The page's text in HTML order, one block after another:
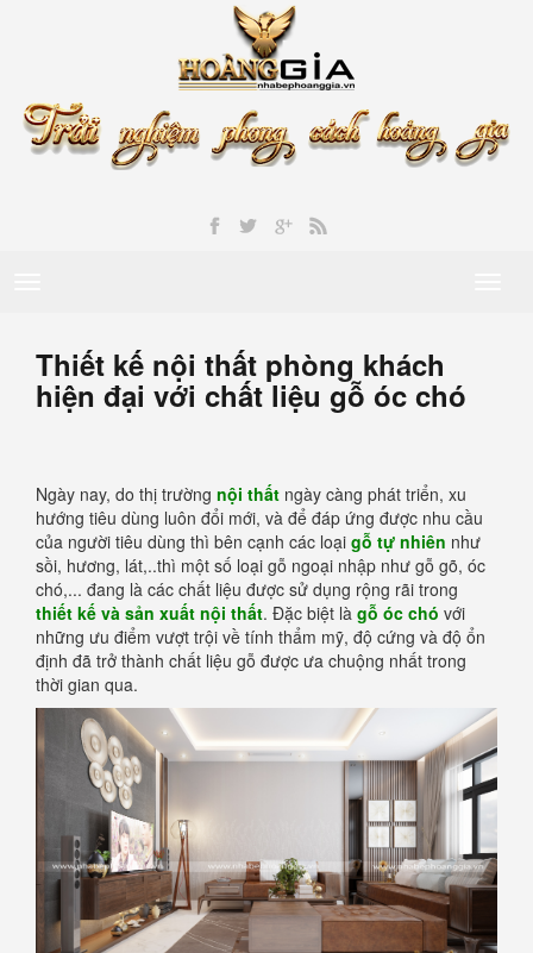
Thiết kế nội thất phòng khách
hiện đại với chất liệu gỗ óc chó
Ngày nay, do thị trường nội thất ngày càng phát triển, xu
hướng tiêu dùng luôn đổi mới, và để đáp ứng được nhu cầu
của người tiêu dùng thì bên cạnh các loại gỗ tự nhiên như
sồi, hương, lát,..thì một số loại gỗ ngoại nhập như gỗ gõ, óc
chó,... đang là các chất liệu được sử dụng rộng rãi trong
thiết kế và sản xuất nội thất. Đặc biệt là gỗ óc chó với
những ưu điểm vượt trội về tính thẩm mỹ, độ cứng và độ ổn
định đã trở thành chất liệu gỗ được ưa chuộng nhất trong
thời gian qua.